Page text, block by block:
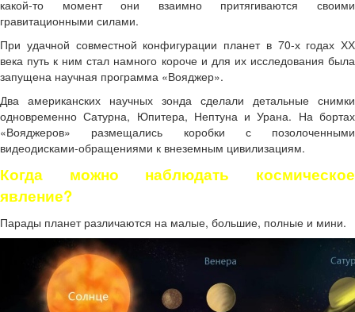
какой-то момент они взаимно притягиваются своими
гравитационными силами.
При удачной совместной конфигурации планет в 70-х годах ХХ
века путь к ним стал намного короче и для их исследования была
запущена научная программа «Вояджер».
Два американских научных зонда сделали детальные снимки
одновременно Сатурна, Юпитера, Нептуна и Урана. На бортах
«Вояджеров» размещались коробки с позолоченными
видеодисками-обращениями к внеземным цивилизациям.
Когда можно наблюдать космическое
явление?
Парады планет различаются на малые, большие, полные и мини.